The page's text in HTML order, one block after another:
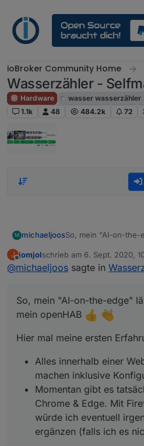
ioBroker Community Home
Wasserzähler -
Hardware wasser wasserzähler
1.1k
48 484.2k 72
M michaeljoosSo, mein "AI-on-the-
Hier mal meine
Momentan gibt
Chrome &
würde ich
ergänzen (falls
Bei der
ini-Datei die
anstatt die
habe es dann
config.ini
Zu Beginn war
URLs immer
File-Server eine
ganzen Ordner zu
mehrere/alle Files
löschen? Ich denke
Log-Files welche
Ansonsten top!
Gruss
J
Offline
jomjolschrieb am 6. Sept. 2020,
zuletzt editiert von
@michaeljoos sagte in
So, mein "AI-on-the-edge"
mein openHAB
Hier mal meine ersten
Alles innerhalb einer
machen inklusive
Momentan gibt es
Chrome & Edge. Mit
würde ich eventuell
ergänzen (falls ich es